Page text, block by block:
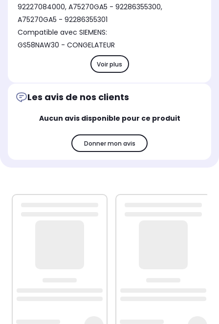
92227084000, A75270GA5 - 92286355300,
A75270GA5 - 92286355301
Compatible avec SIEMENS:
GS58NAW30 - CONGELATEUR
Voir plus
Les avis de nos clients
Aucun avis disponible pour ce produit
Donner mon avis